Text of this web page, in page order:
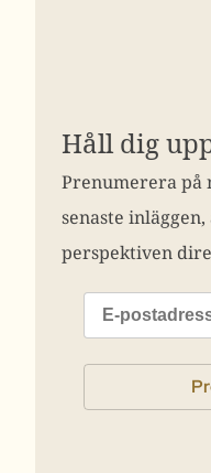
Håll dig
Prenumerera på
senaste
perspektiven